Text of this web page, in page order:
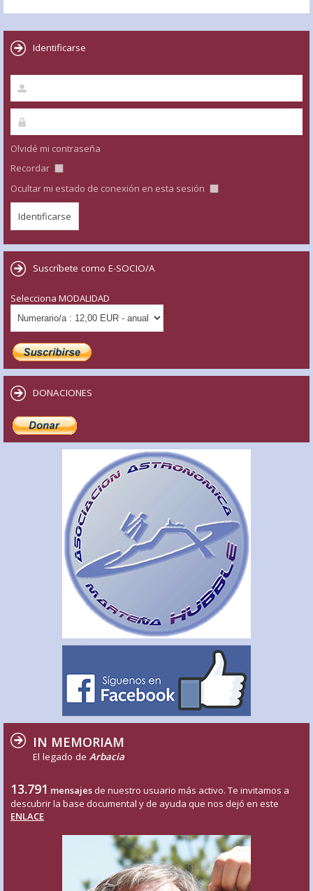
Identificarse
Olvidé mi contraseña
Recordar
Ocultar mi estado de conexión en esta sesión
Suscríbete como E-SOCIO/A
Selecciona MODALIDAD
DONACIONES
IN MEMORIAM
El legado de Arbacia
13.791 mensajes de nuestro usuario más activo. Te invitamos a
descubrir la base documental y de ayuda que nos dejó en este
ENLACE